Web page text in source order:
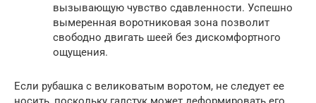
вызывающую чувство сдавленности. Успешно
вымеренная воротниковая зона позволит
свободно двигать шеей без дискомфортного
ощущения.
Если рубашка с великоватым воротом, не следует ее